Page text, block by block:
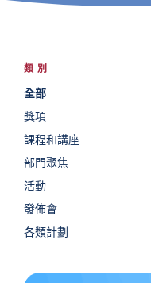
類別
全部
獎項
課程和講座
部門聚焦
活動
發佈會
各類計劃